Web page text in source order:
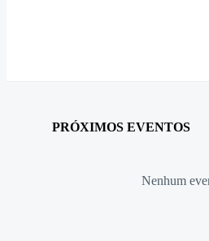
PRÓXIMOS EVENTOS
Nenhum